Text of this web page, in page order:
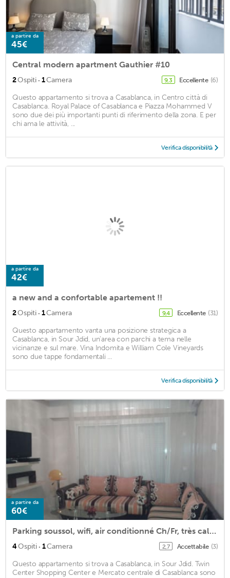
a partire da
45€
Central modern apartment Gauthier #10
2Ospiti · 1Camera 9,3 Eccellente (6)
Questo appartamento si trova a Casablanca, in Centro città di
Casablanca. Royal Palace of Casablanca e Piazza Mohammed V
sono due dei più importanti punti di riferimento della zona. E per
chi ama le attività, ...
Verifica disponibilità
a partire da
42€
a new and a confortable apartement !!
2Ospiti · 1Camera 9,4 Eccellente (31)
Questo appartamento vanta una posizione strategica a
Casablanca, in Sour Jdid, un'area con parchi a tema nelle
vicinanze e sul mare. Vina Indomita e William Cole Vineyards
sono due tappe fondamentali ...
Verifica disponibilità
a partire da
60€
Parking soussol, wifi, air conditionné Ch/Fr, très calme, supérette BIM en bas
4Ospiti · 1Camera 2,7 Accettabile (3)
Questo appartamento si trova a Casablanca, in Sour Jdid. Twin
Center Shopping Center e Mercato centrale di Casablanca sono